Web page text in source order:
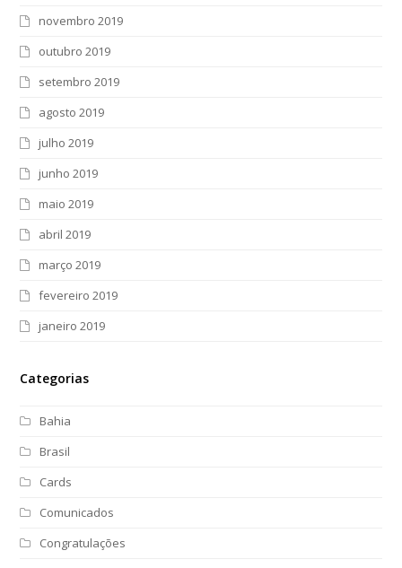
novembro 2019
outubro 2019
setembro 2019
agosto 2019
julho 2019
junho 2019
maio 2019
abril 2019
março 2019
fevereiro 2019
janeiro 2019
Categorias
Bahia
Brasil
Cards
Comunicados
Congratulações